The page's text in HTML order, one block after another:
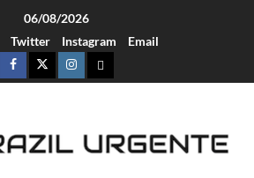
06/08/2026
Twitter Instagram Email